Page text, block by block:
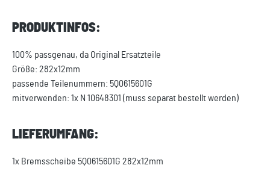
PRODUKTINFOS:
100% passgenau, da Original Ersatzteile
Größe: 282x12mm
passende Teilenummern: 5Q0615601G
mitverwenden: 1x N 10648301 (muss separat bestellt werden)
LIEFERUMFANG:
1x Bremsscheibe 5Q0615601G 282x12mm